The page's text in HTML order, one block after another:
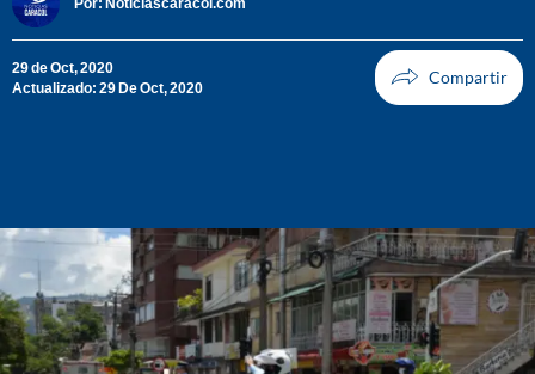
29 de Oct, 2020
Actualizado: 29 De Oct, 2020